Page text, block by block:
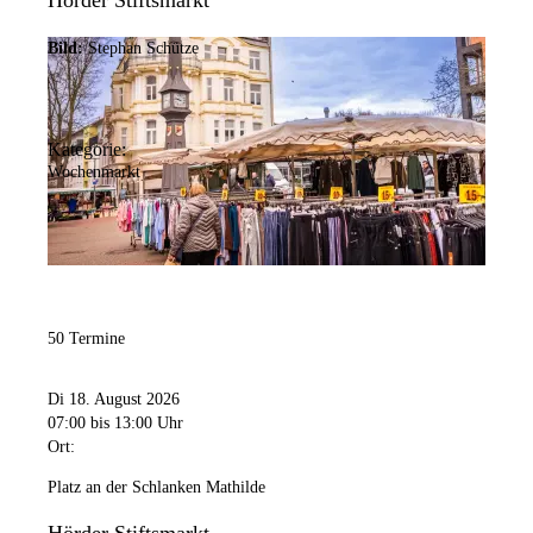
Bild: Stephan Schütze
Kategorie:
Wochenmarkt
50 Termine
Di 18. August 2026
07:00 bis 13:00 Uhr
Ort:
Platz an der Schlanken Mathilde